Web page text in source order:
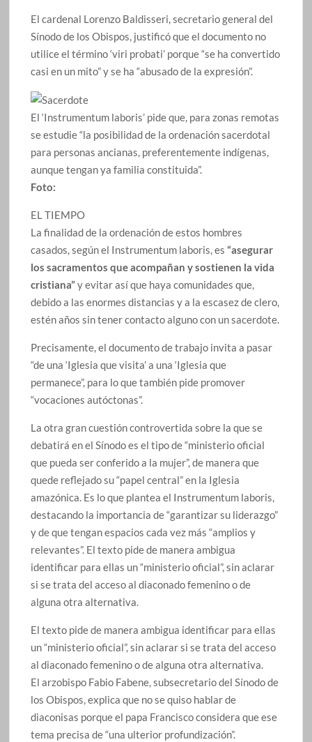
El cardenal Lorenzo Baldisseri, secretario general del
Sínodo de los Obispos, justificó que el documento no
utilice el término ‘viri probati’ porque “se ha convertido
casi en un mito” y se ha “abusado de la expresión”.
El ‘Instrumentum laboris’ pide que, para zonas remotas
se estudie “la posibilidad de la ordenación sacerdotal
para personas ancianas, preferentemente indígenas,
aunque tengan ya familia constituida”.
Foto:
EL TIEMPO
La finalidad de la ordenación de estos hombres
casados, según el Instrumentum laboris, es“asegurar
los sacramentos que acompañan y sostienen la vida
cristiana”y evitar así que haya comunidades que,
debido a las enormes distancias y a la escasez de clero,
estén años sin tener contacto alguno con un sacerdote.
Precisamente, el documento de trabajo invita a pasar
“de una ‘Iglesia que visita’ a una ‘Iglesia que
permanece”, para lo que también pide promover
“vocaciones autóctonas”.
La otra gran cuestión controvertida sobre la que se
debatirá en el Sínodo es el tipo de “ministerio oficial
que pueda ser conferido a la mujer”, de manera que
quede reflejado su “papel central” en la Iglesia
amazónica. Es lo que plantea el Instrumentum laboris,
destacando la importancia de “garantizar su liderazgo”
y de que tengan espacios cada vez más “amplios y
relevantes”. El texto pide de manera ambigua
identificar para ellas un “ministerio oficial”, sin aclarar
si se trata del acceso al diaconado femenino o de
alguna otra alternativa.
El texto pide de manera ambigua identificar para ellas
un “ministerio oficial”, sin aclarar si se trata del acceso
al diaconado femenino o de alguna otra alternativa.
El arzobispo Fabio Fabene, subsecretario del Sínodo de
los Obispos, explica que no se quiso hablar de
diaconisas porque el papa Francisco considera que ese
tema precisa de “una ulterior profundización”.